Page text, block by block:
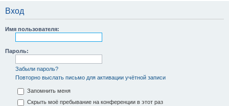
Вход
Имя пользователя:
Пароль:
Забыли пароль?
Повторно выслать письмо для активации учётной записи
Запомнить меня
Скрыть моё пребывание на конференции в этот раз